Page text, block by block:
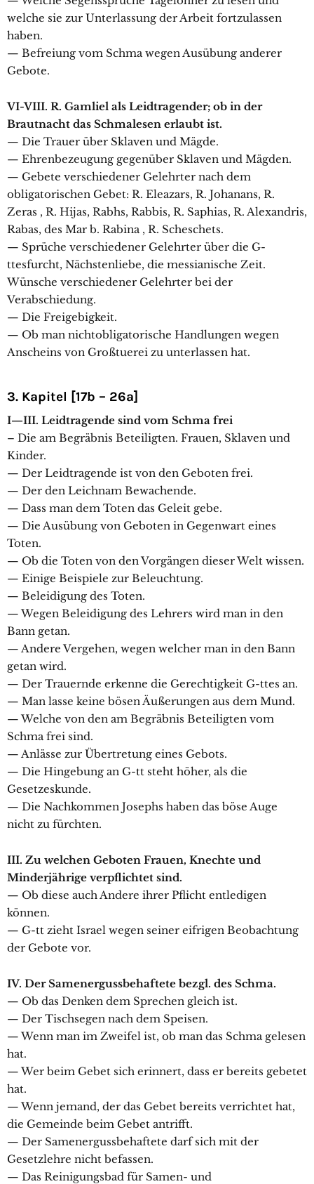
welche sie zur Unterlassung der Arbeit fortzulassen
haben.
— Befreiung vom Schma wegen Ausübung anderer
Gebote.
VI-VIII. R. Gamliel als Leidtragender; ob in der
Brautnacht das Schmalesen erlaubt ist.
— Die Trauer über Sklaven und Mägde.
— Ehrenbezeugung gegenüber Sklaven und Mägden.
— Gebete verschiedener Gelehrter nach dem
obligatorischen Gebet: R. Eleazars, R. Johanans, R.
Zeras , R. Hijas, Rabhs, Rabbis, R. Saphias, R. Alexandris,
Rabas, des Mar b. Rabina , R. Scheschets.
— Sprüche verschiedener Gelehrter über die G-
ttesfurcht, Nächstenliebe, die messianische Zeit.
Wünsche verschiedener Gelehrter bei der
Verabschiedung.
— Die Freigebigkeit.
— Ob man nichtobligatorische Handlungen wegen
Anscheins von Großtuerei zu unterlassen hat.
3. Kapitel [17b – 26a]
I—III. Leidtragende sind vom Schma frei
– Die am Begräbnis Beteiligten. Frauen, Sklaven und
Kinder.
— Der Leidtragende ist von den Geboten frei.
— Der den Leichnam Bewachende.
— Dass man dem Toten das Geleit gebe.
— Die Ausübung von Geboten in Gegenwart eines
Toten.
— Ob die Toten von den Vorgängen dieser Welt wissen.
— Einige Beispiele zur Beleuchtung.
— Beleidigung des Toten.
— Wegen Beleidigung des Lehrers wird man in den
Bann getan.
— Andere Vergehen, wegen welcher man in den Bann
getan wird.
— Der Trauernde erkenne die Gerechtigkeit G-ttes an.
— Man lasse keine bösen Äußerungen aus dem Mund.
— Welche von den am Begräbnis Beteiligten vom
Schma frei sind.
— Anlässe zur Übertretung eines Gebots.
— Die Hingebung an G-tt steht höher, als die
Gesetzeskunde.
— Die Nachkommen Josephs haben das böse Auge
nicht zu fürchten.
III. Zu welchen Geboten Frauen, Knechte und
Minderjährige verpflichtet sind.
— Ob diese auch Andere ihrer Pflicht entledigen
können.
— G-tt zieht Israel wegen seiner eifrigen Beobachtung
der Gebote vor.
IV. Der Samenergussbehaftete bezgl. des Schma.
— Ob das Denken dem Sprechen gleich ist.
— Der Tischsegen nach dem Speisen.
— Wenn man im Zweifel ist, ob man das Schma gelesen
hat.
— Wer beim Gebet sich erinnert, dass er bereits gebetet
hat.
— Wenn jemand, der das Gebet bereits verrichtet hat,
die Gemeinde beim Gebet antrifft.
— Der Samenergussbehaftete darf sich mit der
Gesetzlehre nicht befassen.
— Das Reinigungsbad für Samen- und